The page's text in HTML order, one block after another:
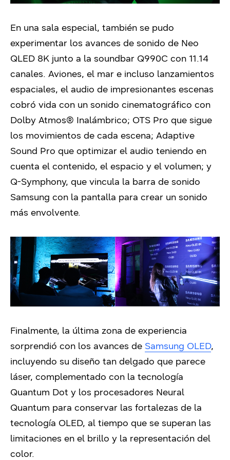
En una sala especial, también se pudo
experimentar los avances de sonido de Neo
QLED 8K junto a la soundbar Q990C con 11.14
canales. Aviones, el mar e incluso lanzamientos
espaciales, el audio de impresionantes escenas
cobró vida con un sonido cinematográfico con
Dolby Atmos® Inalámbrico; OTS Pro que sigue
los movimientos de cada escena; Adaptive
Sound Pro que optimizar el audio teniendo en
cuenta el contenido, el espacio y el volumen; y
Q-Symphony, que vincula la barra de sonido
Samsung con la pantalla para crear un sonido
más envolvente.
Finalmente, la última zona de experiencia
sorprendió con los avances de Samsung OLED,
incluyendo su diseño tan delgado que parece
láser, complementado con la tecnología
Quantum Dot y los procesadores Neural
Quantum para conservar las fortalezas de la
tecnología OLED, al tiempo que se superan las
limitaciones en el brillo y la representación del
color.